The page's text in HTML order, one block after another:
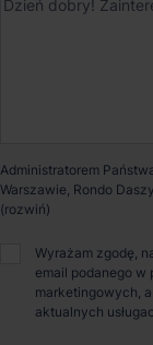
O parku
Logicor Okęcie –
Administratorem
Warszawie, Rondo
Wyrażam zgodę,
email podanego w
marketingowych,
aktualnych